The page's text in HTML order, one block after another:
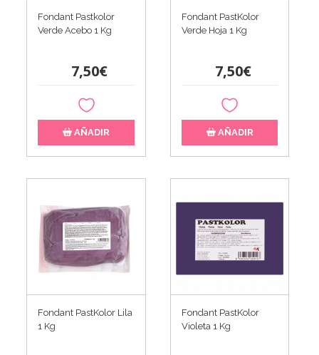
Fondant Pastkolor
Verde Acebo 1 Kg
7,50€
AÑADIR
Fondant PastKolor
Verde Hoja 1 Kg
7,50€
AÑADIR
Fondant PastKolor Lila
1 Kg
Fondant PastKolor
Violeta 1 Kg